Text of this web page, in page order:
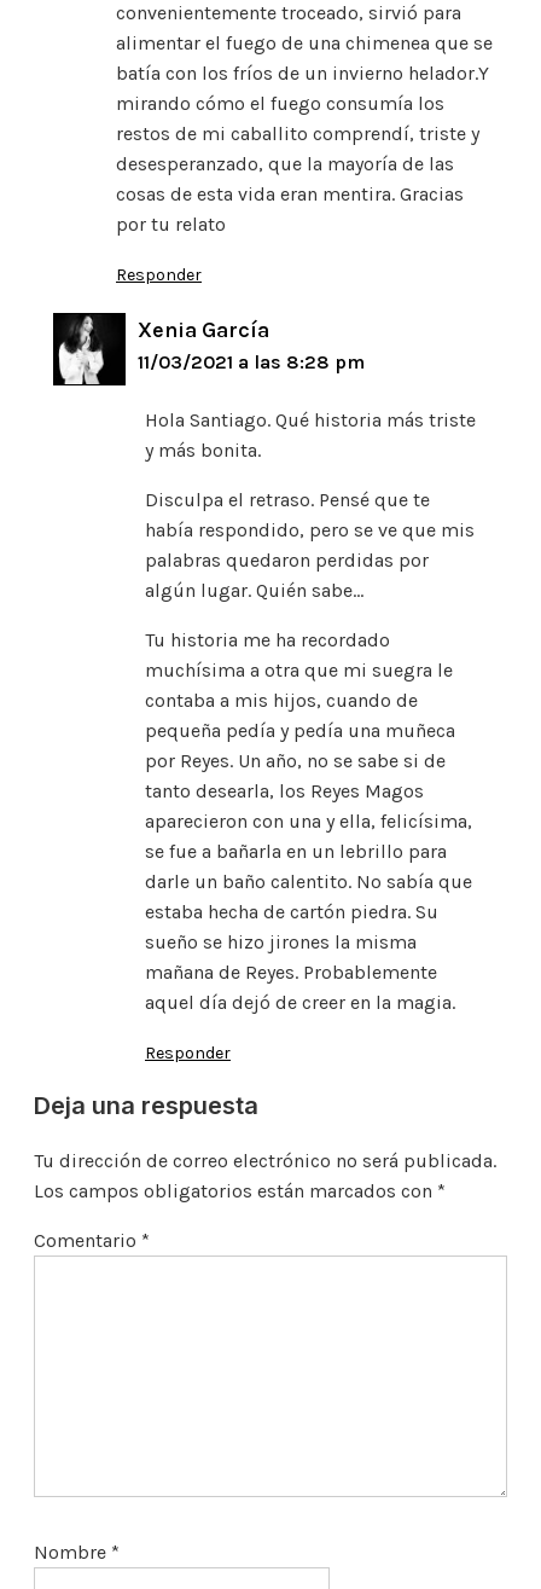
convenientemente troceado, sirvió para
alimentar el fuego de una chimenea que se
batía con los fríos de un invierno helador.Y
mirando cómo el fuego consumía los
restos de mi caballito comprendí, triste y
desesperanzado, que la mayoría de las
cosas de esta vida eran mentira. Gracias
por tu relato
Responder
Xenia García
11/03/2021 a las 8:28 pm
Hola Santiago. Qué historia más triste
y más bonita.
Disculpa el retraso. Pensé que te
había respondido, pero se ve que mis
palabras quedaron perdidas por
algún lugar. Quién sabe…
Tu historia me ha recordado
muchísima a otra que mi suegra le
contaba a mis hijos, cuando de
pequeña pedía y pedía una muñeca
por Reyes. Un año, no se sabe si de
tanto desearla, los Reyes Magos
aparecieron con una y ella, felicísima,
se fue a bañarla en un lebrillo para
darle un baño calentito. No sabía que
estaba hecha de cartón piedra. Su
sueño se hizo jirones la misma
mañana de Reyes. Probablemente
aquel día dejó de creer en la magia.
Responder
Deja una respuesta
Tu dirección de correo electrónico no será publicada.
Los campos obligatorios están marcados con *
Comentario *
Nombre *